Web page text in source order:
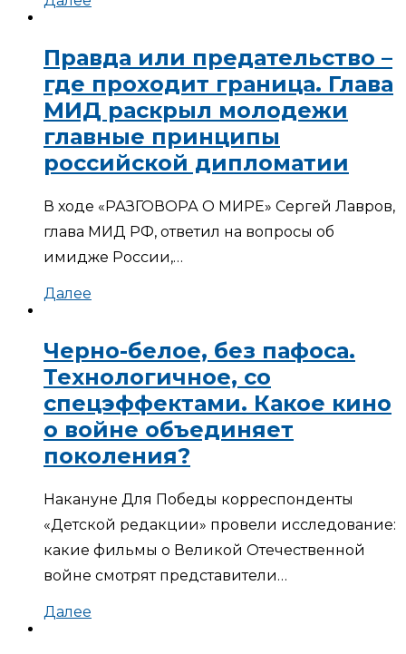
Правда или предательство –
где проходит граница. Глава
МИД раскрыл молодежи
главные принципы
российской дипломатии
В ходе «РАЗГОВОРА О МИРЕ» Сергей Лавров,
глава МИД РФ, ответил на вопросы об
имидже России,…
Далее
Черно-белое, без пафоса.
Технологичное, со
спецэффектами. Какое кино
о войне объединяет
поколения?
Накануне Для Победы корреспонденты
«Детской редакции» провели исследование:
какие фильмы о Великой Отечественной
войне смотрят представители…
Далее